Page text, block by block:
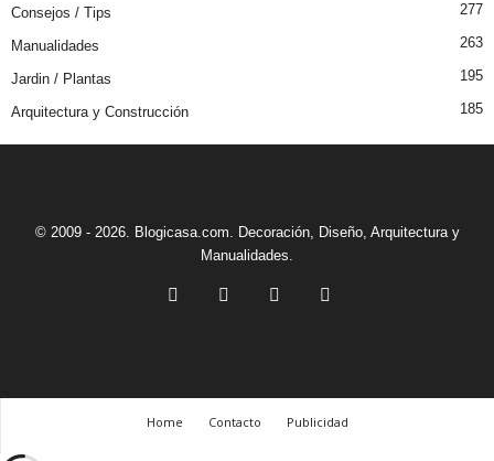
Consejos / Tips 277
Manualidades 263
Jardin / Plantas 195
Arquitectura y Construcción 185
© 2009 - 2026. Blogicasa.com. Decoración, Diseño, Arquitectura y
Manualidades.
Home Contacto Publicidad